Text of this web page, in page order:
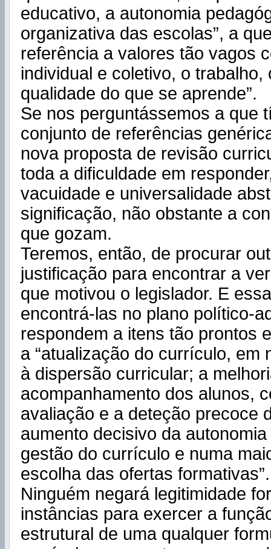
educativo, a autonomia
organizativa das escolas”, a
referência a valores tão vagos
individual e coletivo, o trabalho,
qualidade do que se aprende”.
Se nos perguntássemos a que
conjunto de referências
nova proposta de revisão
toda a dificuldade em
vacuidade e universalidade
significação, não obstante a
que gozam.
Teremos, então, de procurar
justificação para encontrar a
que motivou o legislador. E
encontrá-las no plano político-
respondem a itens tão prontos
a “atualização do currículo, em
à dispersão curricular; a
acompanhamento dos alunos,
avaliação e a deteção precoce
aumento decisivo da
gestão do currículo e numa
escolha das ofertas formativas”.
Ninguém negará legitimidade
instâncias para exercer a
estrutural de uma qualquer